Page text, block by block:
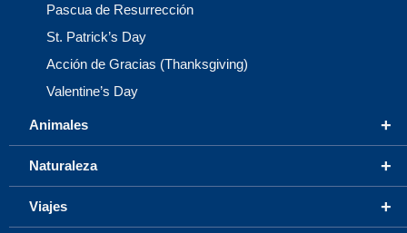
Pascua de Resurrección
St. Patrick’s Day
Acción de Gracias (Thanksgiving)
Valentine’s Day
+
Animales
+
Naturaleza
+
Viajes